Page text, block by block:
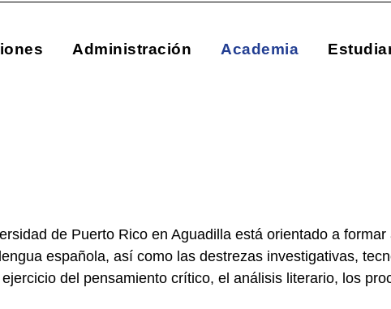
Administración Academia
de Puerto Rico en Aguadilla está orientado a formar
española, así como las destrezas investigativas,
del pensamiento crítico, el análisis literario, los